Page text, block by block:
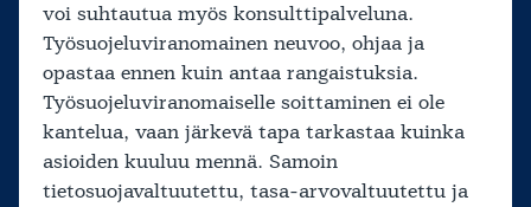
voi suhtautua myös konsulttipalveluna.
Työsuojeluviranomainen neuvoo, ohjaa ja
opastaa ennen kuin antaa rangaistuksia.
Työsuojeluviranomaiselle soittaminen ei ole
kantelua, vaan järkevä tapa tarkastaa kuinka
asioiden kuuluu mennä. Samoin
tietosuojavaltuutettu, tasa-arvovaltuutettu ja